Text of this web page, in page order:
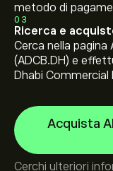
metodo di
03
Ricerca e
Cerca nella pagina
(ADCB.DH) e
Dhabi Commercial
Acquista
Cerchi ulteriori